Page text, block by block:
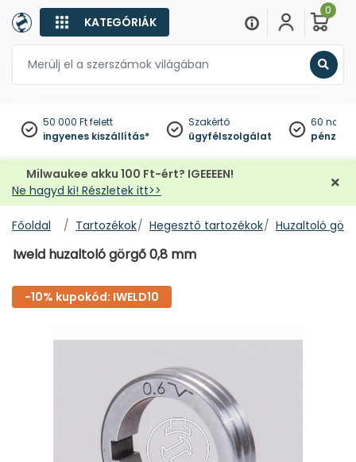
KATEGÓRIÁK
0
50 000 Ft felett
ingyenes kiszállítás*
Szakértő
ügyfélszolgálat
60
Milwaukee akku 100 Ft-ért? IGEEEEN!
Ne hagyd ki! Részletek itt>>
Főoldal Tartozékok Hegesztő tartozékok Huzaltoló
Iweld huzaltoló görgő 0,8 mm
-10% kupokód: IWELD10